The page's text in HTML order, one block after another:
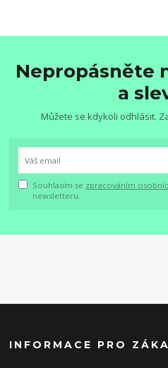
Nepropásněte
a
Můžete se kdykoli odhlásit.
Souhlasím se zpracováním
newsletteru.
INFORMACE PRO